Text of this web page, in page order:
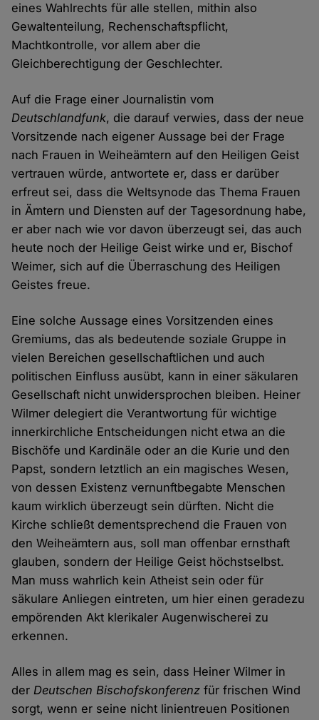
eines Wahlrechts für alle stellen, mithin also
Gewaltenteilung, Rechenschaftspflicht,
Machtkontrolle, vor allem aber die
Gleichberechtigung der Geschlechter.
Auf die Frage einer Journalistin vom
Deutschlandfunk, die darauf verwies, dass der neue
Vorsitzende nach eigener Aussage bei der Frage
nach Frauen in Weiheämtern auf den Heiligen Geist
vertrauen würde, antwortete er, dass er darüber
erfreut sei, dass die Weltsynode das Thema Frauen
in Ämtern und Diensten auf der Tagesordnung habe,
er aber nach wie vor davon überzeugt sei, das auch
heute noch der Heilige Geist wirke und er, Bischof
Weimer, sich auf die Überraschung des Heiligen
Geistes freue.
Eine solche Aussage eines Vorsitzenden eines
Gremiums, das als bedeutende soziale Gruppe in
vielen Bereichen gesellschaftlichen und auch
politischen Einfluss ausübt, kann in einer säkularen
Gesellschaft nicht unwidersprochen bleiben. Heiner
Wilmer delegiert die Verantwortung für wichtige
innerkirchliche Entscheidungen nicht etwa an die
Bischöfe und Kardinäle oder an die Kurie und den
Papst, sondern letztlich an ein magisches Wesen,
von dessen Existenz vernunftbegabte Menschen
kaum wirklich überzeugt sein dürften. Nicht die
Kirche schließt dementsprechend die Frauen von
den Weiheämtern aus, soll man offenbar ernsthaft
glauben, sondern der Heilige Geist höchstselbst.
Man muss wahrlich kein Atheist sein oder für
säkulare Anliegen eintreten, um hier einen geradezu
empörenden Akt klerikaler Augenwischerei zu
erkennen.
Alles in allem mag es sein, dass Heiner Wilmer in
derDeutschen Bischofskonferenzfür frischen Wind
sorgt, wenn er seine nicht linientreuen Positionen